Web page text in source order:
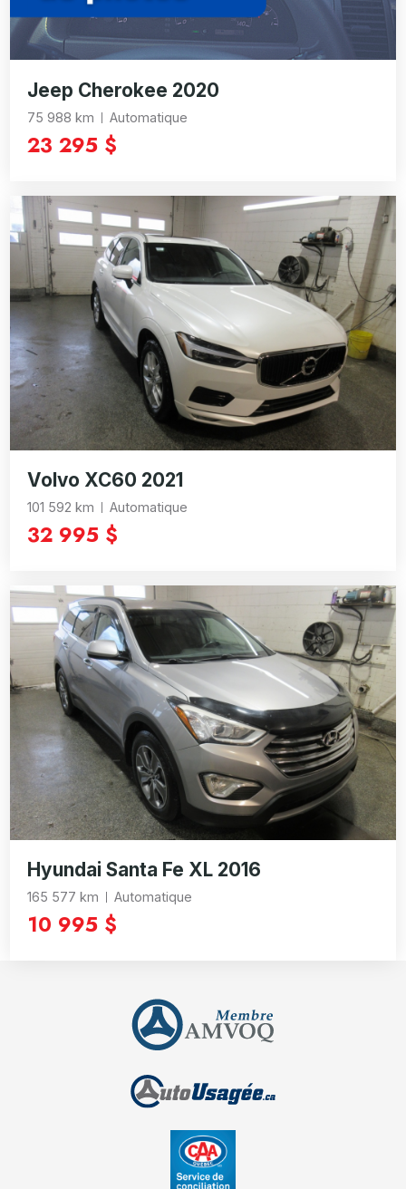
Jeep Cherokee 2020
75 988 km Automatique
23 295 $
Volvo XC60 2021
101 592 km Automatique
32 995 $
Hyundai Santa Fe XL 2016
165 577 km Automatique
10 995 $